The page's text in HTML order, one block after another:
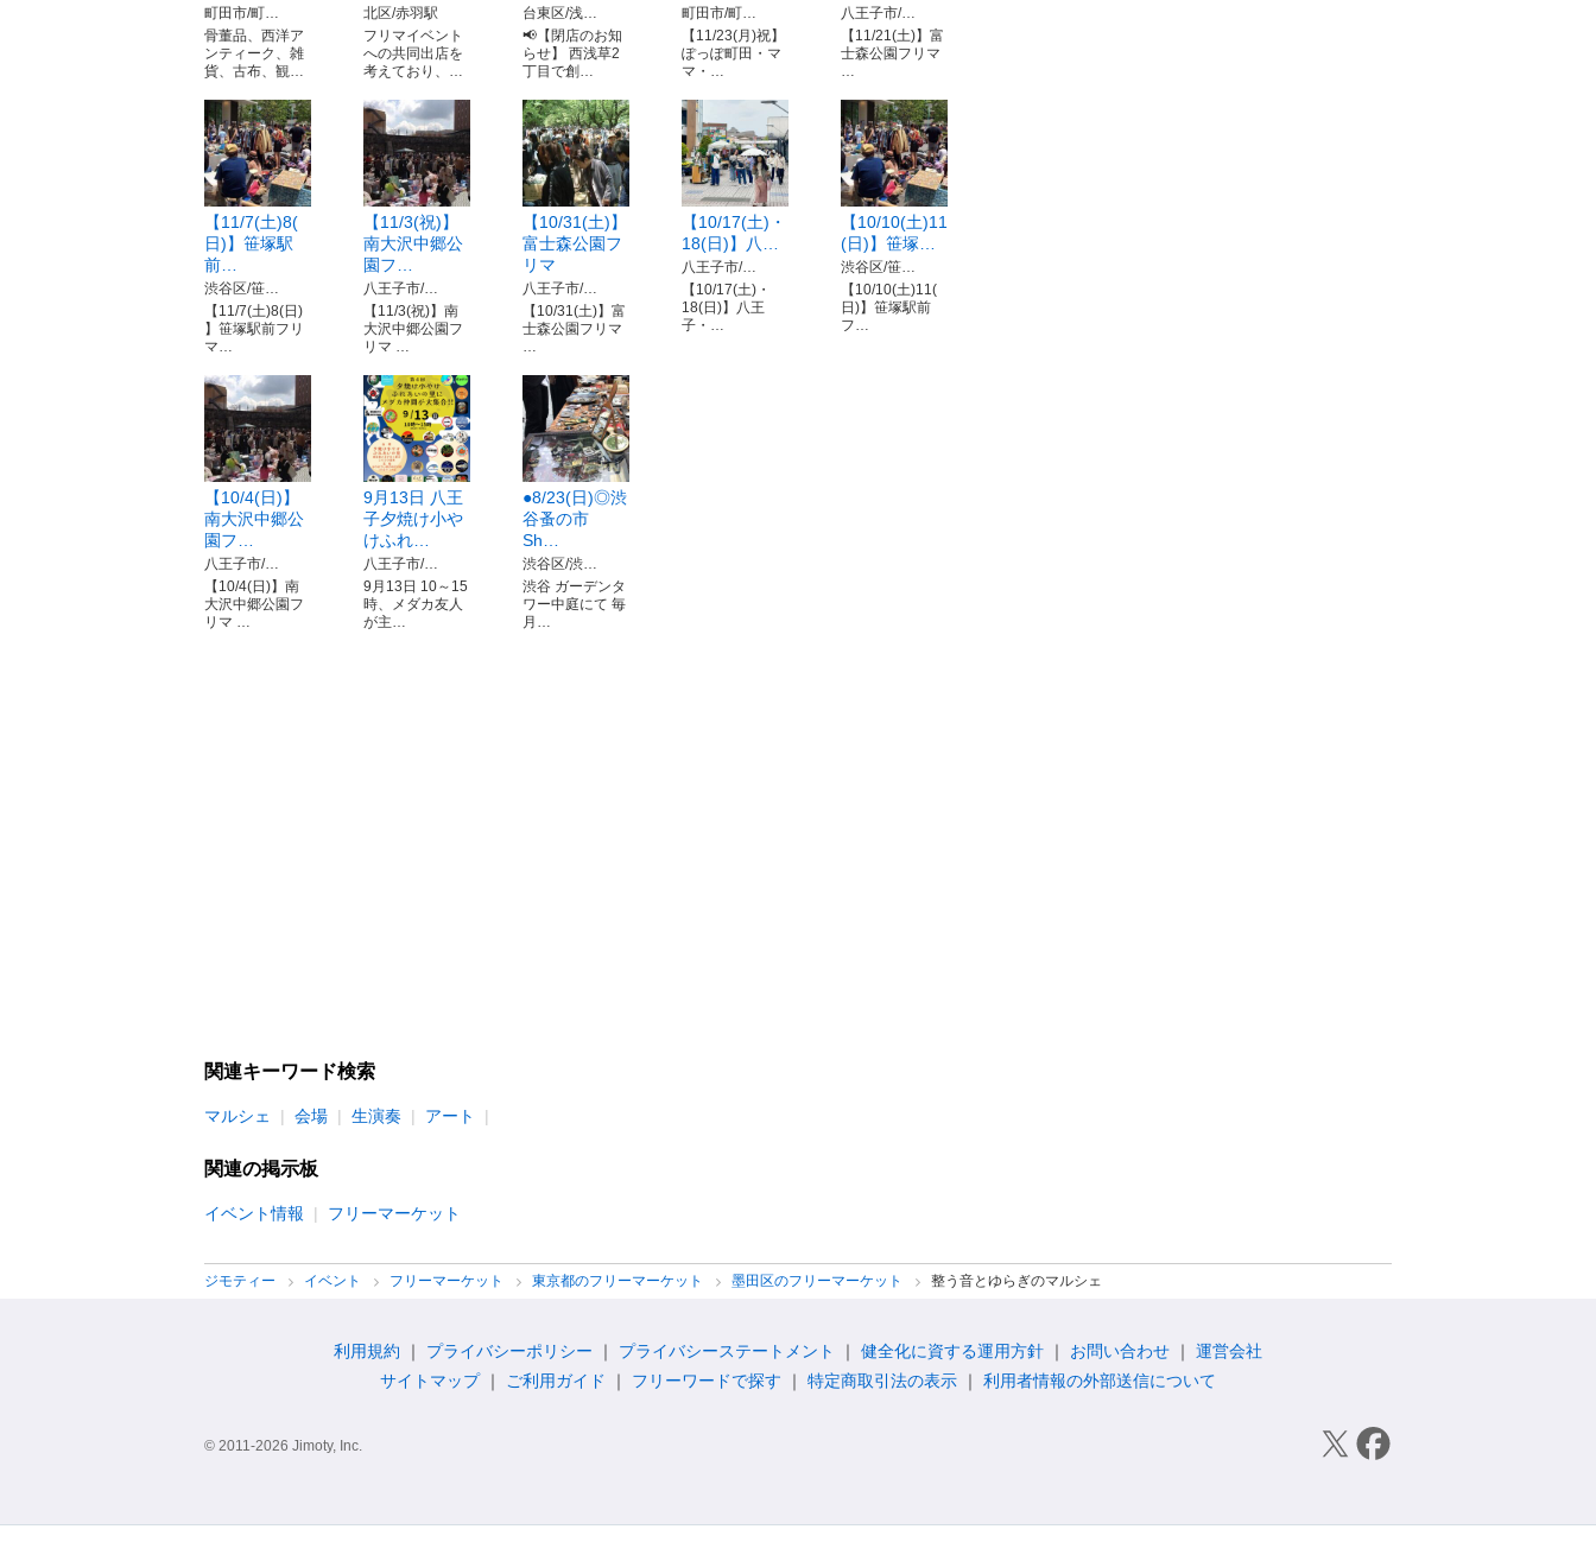
町田市/町…
骨董品、西洋ア
ンティーク、雑
貨、古布、観…
北区/赤羽駅
フリマイベント
への共同出店を
考えており、…
台東区/浅…
📢【閉店のお知
らせ】 西浅草2
丁目で創…
町田市/町…
【11/23(月)祝】
ぽっぽ町田・マ
マ・…
八王子市/…
【11/21(土)】富
士森公園フリマ
…
【11/7(土)8(
日)】笹塚駅
前…
渋谷区/笹…
【11/7(土)8(日)
】笹塚駅前フリ
マ…
【11/3(祝)】
南大沢中郷公
園フ…
八王子市/…
【11/3(祝)】南
大沢中郷公園フ
リマ …
【10/31(土)】
富士森公園フ
リマ
八王子市/…
【10/31(土)】富
士森公園フリマ
…
【10/17(土)・
18(日)】八…
八王子市/…
【10/17(土)・
18(日)】八王
子・…
【10/10(土)11
(日)】笹塚…
渋谷区/笹…
【10/10(土)11(
日)】笹塚駅前
フ…
【10/4(日)】
南大沢中郷公
園フ…
八王子市/…
【10/4(日)】南
大沢中郷公園フ
リマ …
9月13日 八王
子夕焼け小や
けふれ…
八王子市/…
9月13日 10～15
時、メダカ友人
が主…
●8/23(日)◎渋
谷蚤の市
Sh…
渋谷区/渋…
渋谷 ガーデンタ
ワー中庭にて 毎
月…
関連キーワード検索
マルシェ 会場 生演奏 アート
関連の掲示板
イベント情報 フリーマーケット
ジモティー イベント フリーマーケット 東京都のフリーマーケット 墨田区のフリーマーケット 整う音とゆらぎのマルシェ
利用規約 プライバシーポリシー プライバシーステートメント 健全化に資する運用方針 お問い合わせ
運営会社
サイトマップ
ご利用ガイド フリーワードで探す 特定商取引法の表示 利用者情報の外部送信について
© 2011-2026 Jimoty, Inc.